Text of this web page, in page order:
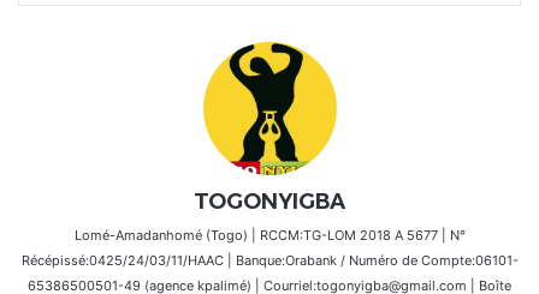
TOGONYIGBA
Lomé-Amadanhomé (Togo) | RCCM:TG-LOM 2018 A 5677 | N°
Récépissé:0425/24/03/11/HAAC | Banque:Orabank / Numéro de Compte:06101-
65386500501-49 (agence kpalimé) | Courriel:togonyigba@gmail.com | Boîte